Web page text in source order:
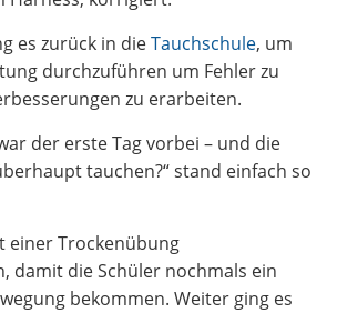
es zurück in dieTauchschule, um
durchzuführen um Fehler zu
zu erarbeiten.
der erste Tag vorbei – und die
tauchen?“ stand einfach so
einer Trockenübung
damit die Schüler nochmals ein
bekommen. Weiter ging es